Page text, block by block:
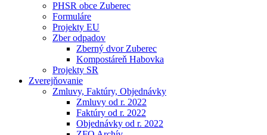
PHSR obce Zuberec
Formuláre
Projekty EU
Zber odpadov
Zberný dvor Zuberec
Kompostáreň Habovka
Projekty SR
Zverejňovanie
Zmluvy, Faktúry, Objednávky
Zmluvy od r. 2022
Faktúry od r. 2022
Objednávky od r. 2022